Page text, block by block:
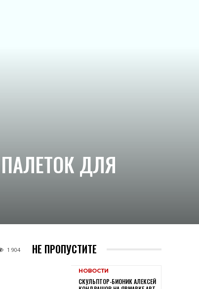
ДЛЯ
1 904 НЕ ПРОПУСТИТЕ
НОВОСТИ
СКУЛЬПТОР-БИОНИК АЛЕКСЕЙ